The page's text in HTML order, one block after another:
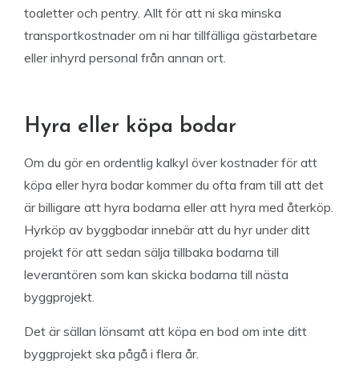
toaletter och pentry. Allt för att ni ska minska
transportkostnader om ni har tillfälliga gästarbetare
eller inhyrd personal från annan ort.
Hyra eller köpa bodar
Om du gör en ordentlig kalkyl över kostnader för att
köpa eller hyra bodar kommer du ofta fram till att det
är billigare att hyra bodarna eller att hyra med återköp.
Hyrköp av byggbodar innebär att du hyr under ditt
projekt för att sedan sälja tillbaka bodarna till
leverantören som kan skicka bodarna till nästa
byggprojekt.
Det är sällan lönsamt att köpa en bod om inte ditt
byggprojekt ska pågå i flera år.